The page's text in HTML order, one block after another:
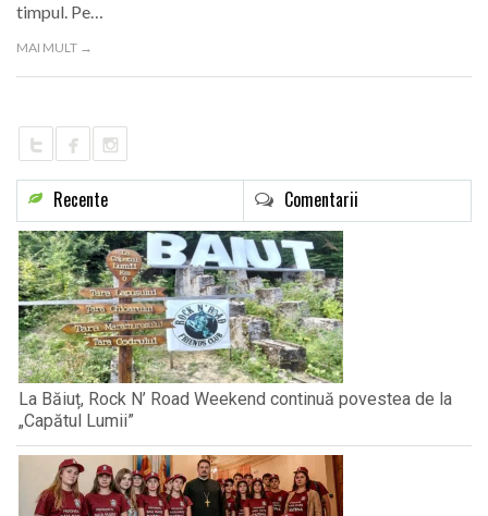
timpul. Pe…
MAI MULT →
Recente Comentarii
La Băiuț, Rock N’ Road Weekend continuă povestea de la
„Capătul Lumii”